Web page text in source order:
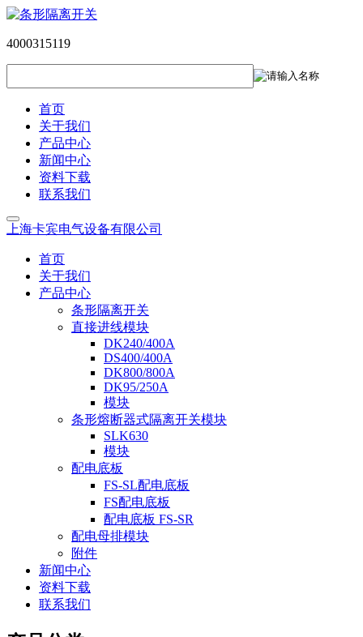
4000315119
首页
关于我们
产品中心
新闻中心
资料下载
联系我们
上海卡宾电气设备有限公司
首页
关于我们
产品中心
条形隔离开关
直接进线模块
DK240/400A
DS400/400A
DK800/800A
DK95/250A
模块
条形熔断器式隔离开关模块
SLK630
模块
配电底板
FS-SL配电底板
FS配电底板
配电底板 FS-SR
配电母排模块
附件
新闻中心
资料下载
联系我们